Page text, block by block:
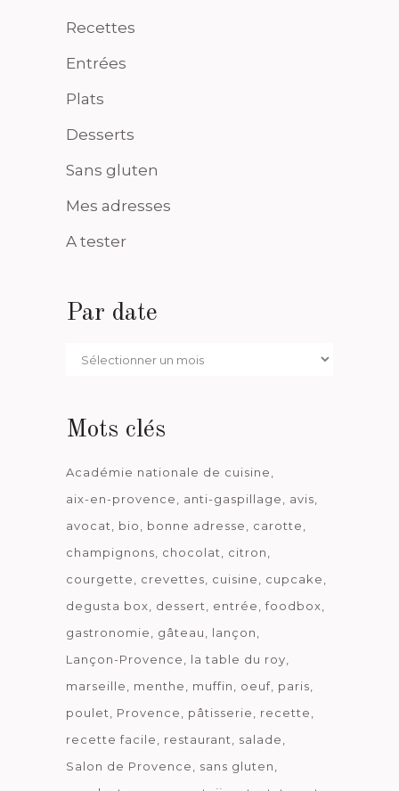
Recettes
Entrées
Plats
Desserts
Sans gluten
Mes adresses
A tester
Par date
Par
Mots clés
Académie nationale de cuisine
aix-en-provence
anti-gaspillage
avis
avocat
bio bonne adresse
carotte
champignons
chocolat
citron
courgette
crevettes cuisine
cupcake
degusta box
dessert entrée
foodbox
gastronomie
gâteau
lançon
Lançon-Provence
la table du roy
marseille
menthe muffin oeuf paris
poulet
Provence pâtisserie
recette
recette facile
restaurant
salade
Salon de Provence
sans gluten